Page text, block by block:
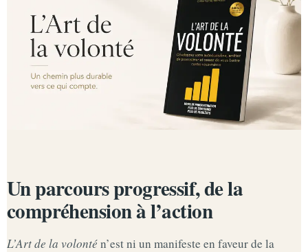
Un parcours progressif, de la
compréhension à l’action
L’Art de la volontén’est ni un manifeste en faveur de la